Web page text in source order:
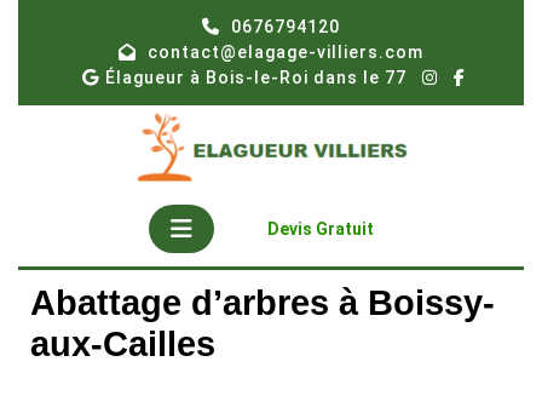
0676794120
contact@elagage-villiers.com
Élagueur à Bois-le-Roi dans le 77
Open
Button
Devis Gratuit
Abattage d’arbres à Boissy-
aux-Cailles